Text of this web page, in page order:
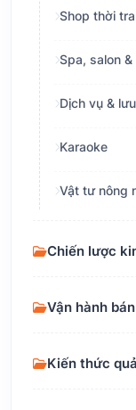
Shop thời
Spa, salon &
Dịch vụ &
Karaoke
Vật tư nông
Chiến lược
Vận hành
Kiến thức